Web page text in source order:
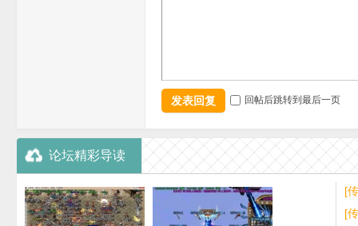
发表回复 回帖后跳转到最后一页
论坛精彩导读
[
GO
[